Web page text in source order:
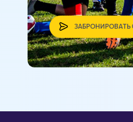
ЗАБРОНИРОВАТЬ